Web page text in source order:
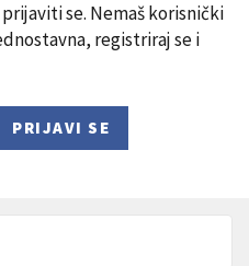
se. Nemaš korisnički
registriraj se i
PRIJAVI SE